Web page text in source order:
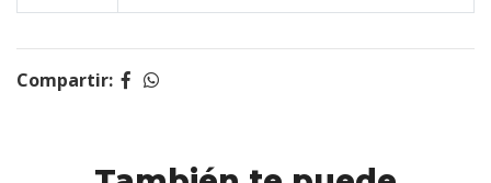
Compartir: